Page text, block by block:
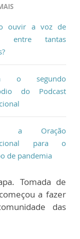
ouvir a voz de
entre tantas
o segundo
do Podcast
a Oração
para o
de pandemia
Tomada de
a fazer
das